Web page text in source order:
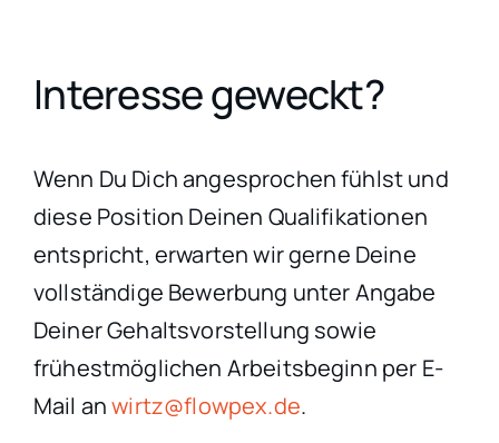
Interesse geweckt?
Wenn Du Dich angesprochen fühlst und
diese Position Deinen Qualifikationen
entspricht, erwarten wir gerne Deine
vollständige Bewerbung unter Angabe
Deiner Gehaltsvorstellung sowie
frühestmöglichen Arbeitsbeginn per E-
Mail anwirtz@flowpex.de.